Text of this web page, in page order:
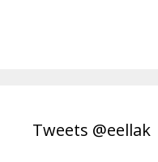
Tweets @eellak